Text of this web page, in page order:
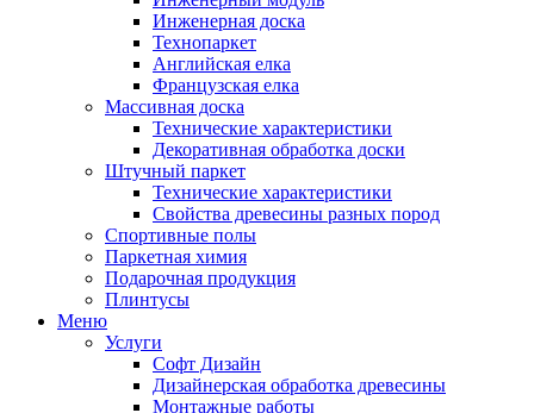
Инженерная доска
Технопаркет
Английская елка
Французская елка
Массивная доска
Технические характеристики
Декоративная обработка доски
Штучный паркет
Технические характеристики
Свойства древесины разных пород
Спортивные полы
Паркетная химия
Подарочная продукция
Плинтусы
Меню
Услуги
Софт Дизайн
Дизайнерская обработка древесины
Монтажные работы